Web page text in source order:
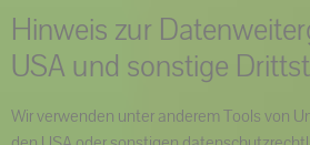
Hinweis zur
USA und sonstige
Wir verwenden unter anderem Tools von